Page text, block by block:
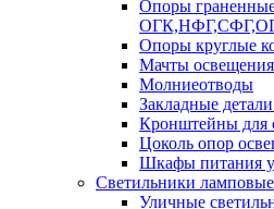
Опоры
Опоры круглые
Мачты
Молниеотводы
Закладные
Кронштейны для
Цоколь опор
Шкафы питания
Светильники ламповые
Уличные